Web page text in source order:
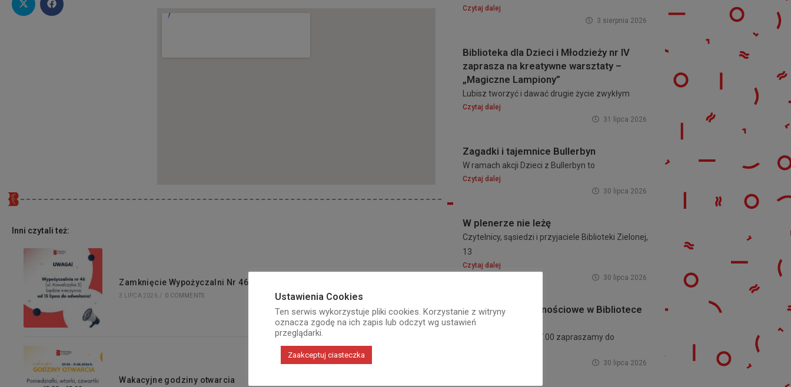
Inni czytali też:
Zamknięcie Wypożyczalni Nr 46
3 LIPCA 2026 / 0 COMMENTS
Wakacyjne godziny otwarcia
Czytaj dalej
3 sierpnia 2026
Biblioteka dla Dzieci i Młodzieży nr IV
zaprasza na kreatywne warsztaty –
„Magiczne Lampiony”
Lubisz tworzyć i dawać drugie życie zwykłym
Czytaj dalej
31 lipca 2026
Zagadki i tajemnice Bullerbyn
W ramach akcji Dzieci z Bullerbyn to
Czytaj dalej
30 lipca 2026
W plenerze nie leżę
Czytelnicy, sąsiedzi i przyjaciele Biblioteki Zielonej,
13
Czytaj dalej
30 lipca 2026
Robimy gry zręcznościowe w Bibliotece
Zielonej.
11 sierpnia o godz. 17.00 zapraszamy do
30 lipca 2026
Ustawienia Cookies
Ten serwis wykorzystuje pliki cookies. Korzystanie z witryny
oznacza zgodę na ich zapis lub odczyt wg ustawień
przeglądarki.
Zaakceptuj ciasteczka